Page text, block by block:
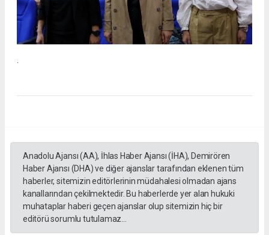
.
Anadolu Ajansı (AA), İhlas Haber Ajansı (İHA), Demirören
Haber Ajansı (DHA) ve diğer ajanslar tarafından eklenen tüm
haberler, sitemizin editörlerinin müdahalesi olmadan ajans
kanallarından çekilmektedir. Bu haberlerde yer alan hukuki
muhataplar haberi geçen ajanslar olup sitemizin hiç bir
editörü sorumlu tutulamaz...